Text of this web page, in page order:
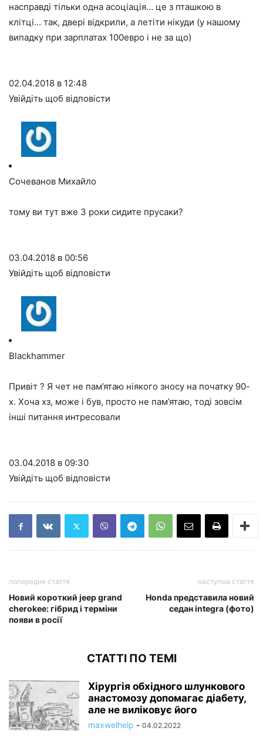
насправді тільки одна асоціація… це з пташкою в
клітці… так, двері відкрили, а летіти нікуди (у нашому
випадку при зарплатах 100евро і не за що)
02.04.2018 в 12:48
Увійдіть щоб відповісти
Сочеванов Михайло
тому ви тут вже 3 роки сидите прусаки?
03.04.2018 в 00:56
Увійдіть щоб відповісти
Blackhammer
Привіт ? Я чет не пам’ятаю ніякого зносу на початку 90-
х. Хоча хз, може і був, просто не пам’ятаю, тоді зовсім
інші питання интресовали
03.04.2018 в 09:30
Увійдіть щоб відповісти
попередня стаття
Новий короткий jeep grand
cherokee: гібрид і терміни
появи в росії
наступна стаття
Honda представила новий
седан integra (фото)
СТАТТІ ПО ТЕМІ
Хірургія обхідного шлункового
анастомозу допомагає діабету,
але не виліковує його
maxwelhelp - 04.02.2022